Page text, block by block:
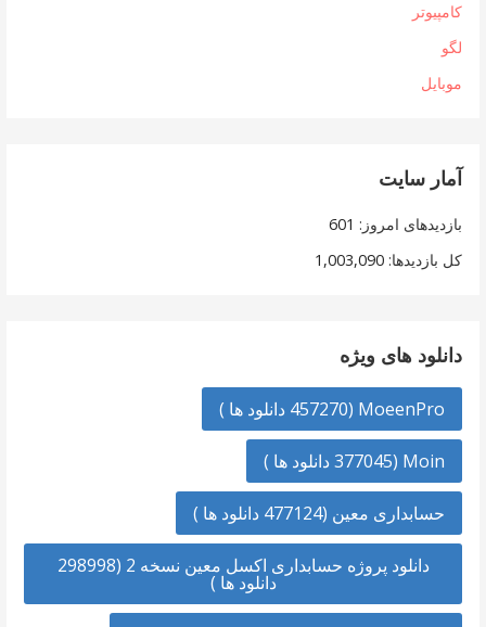
کامپیوتر
لگو
موبایل
آمار سایت
بازدیدهای امروز: 601
کل بازدیدها:1,003,090
دانلود های ویژه
MoeenPro (457270 دانلود ها )
Moin (377045 دانلود ها )
حسابداری معین (477124 دانلود ها )
دانلود پروژه حسابداری اکسل معین نسخه 2 (298998
دانلود ها )